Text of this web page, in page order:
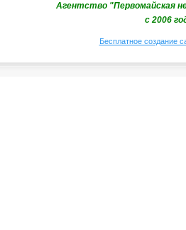
Агентство "Первомайская
с 2006
Бесплатное создание